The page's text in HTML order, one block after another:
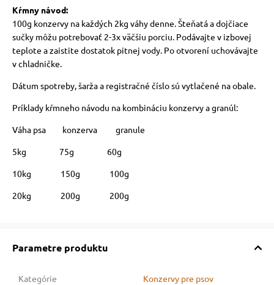
Kŕmny návod:
100g konzervy na každých 2kg váhy denne. Šteňatá a dojčiace
sučky môžu potrebovať 2-3x väčšiu porciu. Podávajte v izbovej
teplote a zaistite dostatok pitnej vody. Po otvorení uchovávajte
v chladničke.
Dátum spotreby, šarža a registračné číslo sú vytlačené na obale.
Príklady kŕmneho návodu na kombináciu konzervy a granúl:
Váha psa konzerva granule
5kg 75g 60g
10kg 150g 100g
20kg 200g 200g
Parametre produktu
Kategórie Konzervy pre psov